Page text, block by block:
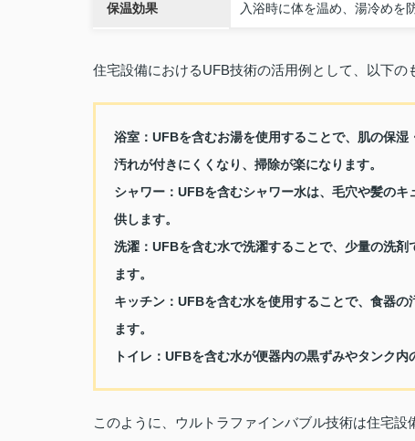
保温効果 入浴時に体を温め、湯冷めを
住宅設備におけるUFB技術の活用例として、以下の
浴室： UFBを含むお湯を使用することで、肌の保
汚れが付きにくくなり、掃除が楽になります。
シャワー： UFBを含むシャワー水は、毛穴や髪の
供します。
洗濯： UFBを含む水で洗濯することで、少量の洗
ます。
キッチン： UFBを含む水を使用することで、食器
ます。
トイレ： UFBを含む水が便器内の黒ずみやタンク内
このように、ウルトラファインバブル技術は住宅